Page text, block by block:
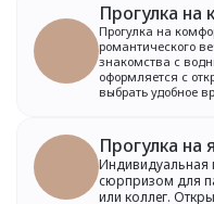
Прогулка на
Прогулка на
романтического
знакомства с
оформляется с
выбрать удобное
Прогулка на
Индивидуальная
сюрпризом для
или коллег.